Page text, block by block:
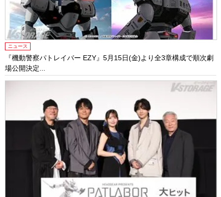
ニュース
『機動警察パトレイバー EZY』5月15日(金)より全3章構成で順次劇
場公開決定...